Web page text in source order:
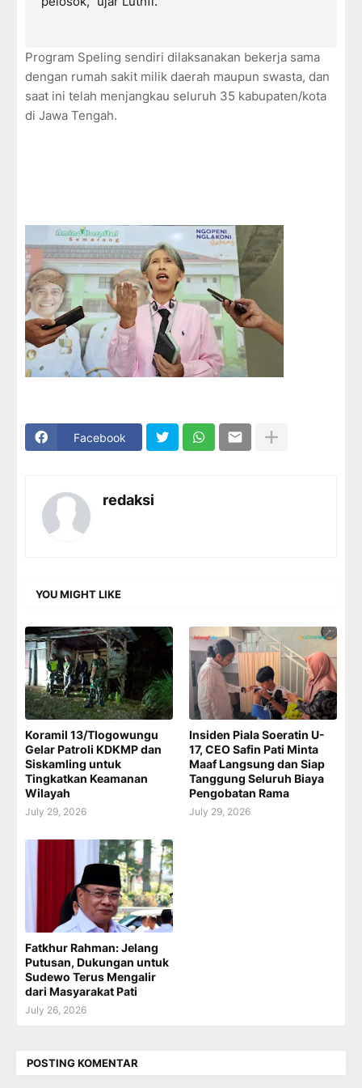
Program Speling sendiri dilaksanakan bekerja sama
dengan rumah sakit milik daerah maupun swasta, dan
saat ini telah menjangkau seluruh 35 kabupaten/kota
di Jawa Tengah.
Facebook
redaksi
YOU MIGHT LIKE
Koramil 13/Tlogowungu
Gelar Patroli KDKMP dan
Siskamling untuk
Tingkatkan Keamanan
Wilayah
July 29, 2026
Insiden Piala Soeratin U-
17, CEO Safin Pati Minta
Maaf Langsung dan Siap
Tanggung Seluruh Biaya
Pengobatan Rama
July 29, 2026
Fatkhur Rahman: Jelang
Putusan, Dukungan untuk
Sudewo Terus Mengalir
dari Masyarakat Pati
July 26, 2026
POSTING KOMENTAR